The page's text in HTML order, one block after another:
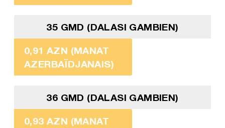
35 GMD (DALASI GAMBIEN)
0,91 AZN (MANAT
AZERBAÏDJANAIS)
36 GMD (DALASI GAMBIEN)
0,93 AZN (MANAT